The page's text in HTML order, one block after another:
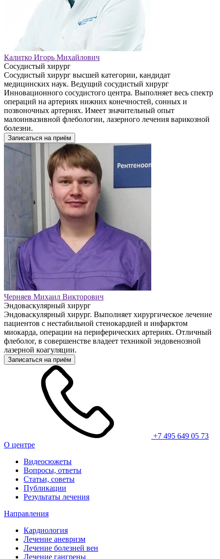
Калитко Игорь Михайлович
Сосудистый хирург
Сосудистый хирург высшей категории, кандидат
медицинских наук. Ведущий сосудистый хирург
Инновационного сосудистого центра. Выполняет весь спектр
операций на артериях нижних конечностей, сонных и
позвоночных артериях. Имеет значительный опыт
малоинвазивной флебологии, лазерного лечения варикозной
болезни.
Записаться на приём
Черняев Михаил Викторович
Эндоваскулярный хирург
Эндоваскулярный хирург. Выполняет хирургическое лечение
пациентов с нестабильной стенокардией и инфарктом
миокарда, операции на периферических артериях. Отличный
флеболог, в совершенстве владеет техникой эндовенозной
лазерной коагуляции.
Записаться на приём
+7 495 649 05 73
О центре
Видеосюжеты
Вопросы, ответы
Статьи, советы
Публикации
Результаты лечения
Направления
Кардиология
Лечение аневризм
Лечение болезней вен
Лечение гангрены